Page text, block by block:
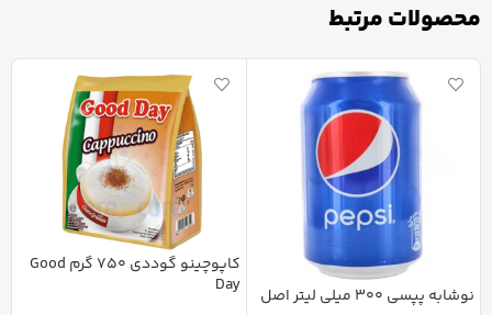
محصولات مرتبط
نوشابه پپسی 300 میلی لیتر اصل
کاپوچینو گوددی 750 گرم Good
Day